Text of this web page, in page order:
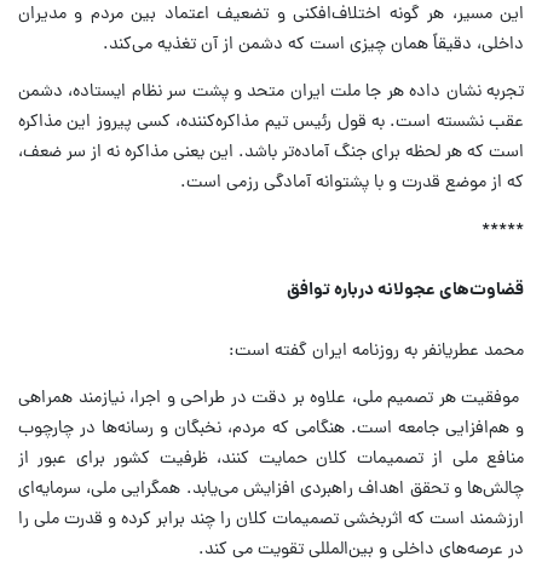
این مسیر، هر گونه اختلاف‌افکنی و تضعیف اعتماد بین مردم و مدیران
داخلی، دقیقاً همان چیزی است که دشمن از آن تغذیه می‌کند.
تجربه نشان داده هر جا ملت ایران متحد و پشت سر نظام ایستاده، دشمن
عقب نشسته است. به قول رئیس تیم مذاکره‌کننده، کسی پیروز این مذاکره
است که هر لحظه برای جنگ آماده‌تر باشد. این یعنی مذاکره نه از سر ضعف،
که از موضع قدرت و با پشتوانه آمادگی رزمی است.
*****
قضاوت‌های عجولانه درباره توافق
محمد عطریانفر به روزنامه ایران گفته است:
موفقیت هر تصمیم ملی، علاوه بر دقت در طراحی و اجرا، نیازمند همراهی
و هم‌افزایی جامعه است. هنگامی که مردم، نخبگان و رسانه‌ها در چارچوب
منافع ملی از تصمیمات کلان حمایت کنند، ظرفیت کشور برای عبور از
چالش‌ها و تحقق اهداف راهبردی افزایش می‌یابد. همگرایی ملی، سرمایه‌ای
ارزشمند است که اثربخشی تصمیمات کلان را چند برابر کرده و قدرت ملی را
در عرصه‌های داخلی و بین‌المللی تقویت می کند.